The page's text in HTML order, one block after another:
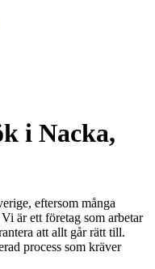
i Nacka,
eftersom många
är ett företag som arbetar
att allt går rätt till.
process som kräver